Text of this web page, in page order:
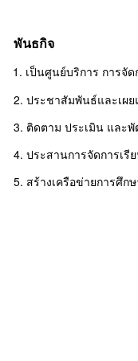
พันธกิจ
1. เป็นศูนย์บริการ การจั
2. ประชาสัมพันธ์และเผ
3. ติดตาม ประเมิน และ
4. ประสานการจัดการเ
5. สร้างเครือข่ายการศึ